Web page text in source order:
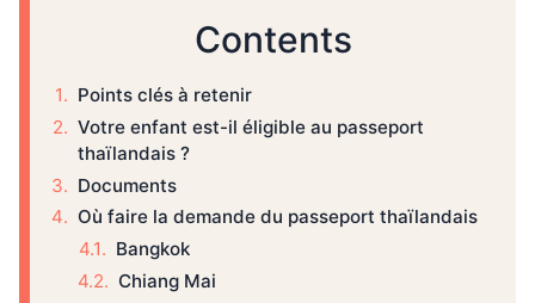
Contents
Points clés à retenir
Votre enfant est-il éligible au passeport
thaïlandais ?
Documents
Où faire la demande du passeport thaïlandais
Bangkok
Chiang Mai